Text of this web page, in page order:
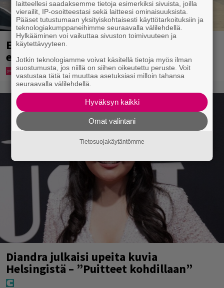
Eppu Normaalin viimeinen konsertti
esitetään Ylellä
Diandra julkaisi upeita kuvia
Helsingistä – ”Puitteet kohdillaan”
laitteellesi saadaksemme tietoja esimerkiksi sivuista, joilla
vierailit, IP-osoitteestasi sekä laitteesi ominaisuuksista.
Pääset tutustumaan yksityiskohtaisesti käyttötarkoituksiin ja
teknologiakumppaneihimme seuraavalla välilehdellä.
Hylkääminen voi vaikuttaa sivuston toimivuuteen ja
käytettävyyteen.
Jotkin teknologiamme voivat käsitellä tietoja myös ilman
suostumusta, jos niillä on siihen oikeutettu peruste. Voit
vastustaa tätä tai muuttaa asetuksiasi milloin tahansa
seuraavalla välilehdellä.
Hyväksyn kaikki
Omat valintani
Tietosuojakäytäntömme